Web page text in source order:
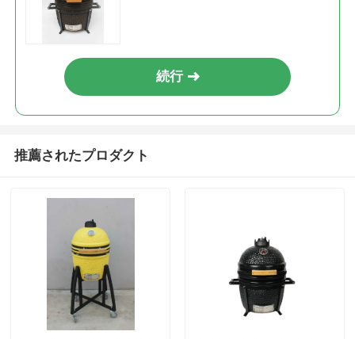
続行
推薦されたプロダクト